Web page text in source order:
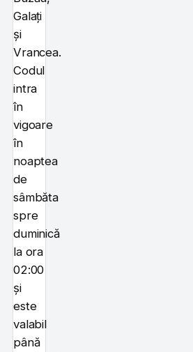
Galați
și
Vrancea.
Codul
intra
în
vigoare
în
noaptea
de
sâmbăta
spre
duminică
la ora
02:00
și
este
valabil
până